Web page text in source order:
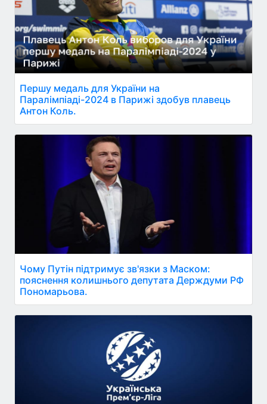
Першу медаль для України на
Паралімпіаді-2024 в Парижі здобув плавець
Антон Коль.
Чому Путін підтримує зв'язки з Маском:
пояснення колишнього депутата Держдуми РФ
Пономарьова.